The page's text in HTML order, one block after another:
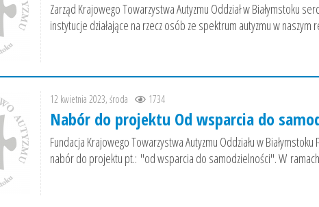
Zarząd Krajowego Towarzystwa Autyzmu Oddział w Białymstoku
instytucje działające na rzecz osób ze spektrum autyzmu w naszym
12 kwietnia 2023, środa 1734
Nabór do projektu Od wsparcia do
Fundacja Krajowego Towarzystwa Autyzmu Oddziału w
nabór do projektu pt.: "od wsparcia do samodzielności". W